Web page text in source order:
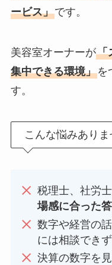
ービス」です。
美容室オーナーが「
集中できる環境」を
す。
こんな悩みありま
税理士、社労
場感に合った
数字や経営の
には相談できず
決算の数字を見